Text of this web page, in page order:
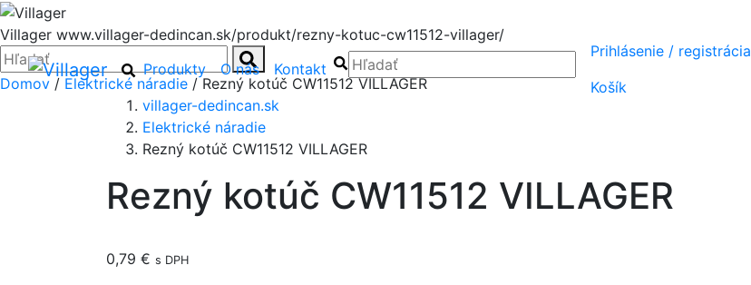
Villager www.villager-dedincan.sk/produkt/rezny-kotuc-cw11512-villager/
Zatvoriť
Hľadať: Hľadať
Hľadať
Produkty O nás Kontakt Hľadať
Hľadať:
Prihlásenie / registrácia
Košík
Domov / Elektrické náradie / Rezný kotúč CW11512 VILLAGER
villager-dedincan.sk
Elektrické náradie
Rezný kotúč CW11512 VILLAGER
Rezný kotúč CW11512 VILLAGER
0,79 € s DPH